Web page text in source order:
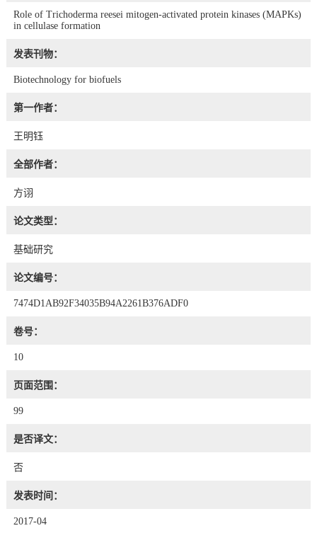
Role of Trichoderma reesei mitogen-activated protein kinases (MAPKs)
in cellulase formation
发表刊物：
Biotechnology for biofuels
第一作者：
王明钰
全部作者：
方诩
论文类型：
基础研究
论文编号：
7474D1AB92F34035B94A2261B376ADF0
卷号：
10
页面范围：
99
是否译文：
否
发表时间：
2017-04